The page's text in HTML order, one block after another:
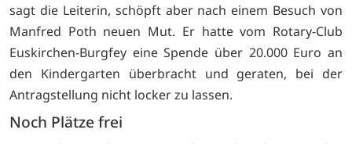
sagt die Leiterin, schöpft aber nach einem Besuch von
Manfred Poth neuen Mut. Er hatte vom Rotary-Club
Euskirchen-Burgfey eine Spende über 20.000 Euro an
den Kindergarten überbracht und geraten, bei der
Antragstellung nicht locker zu lassen.
Noch Plätze frei